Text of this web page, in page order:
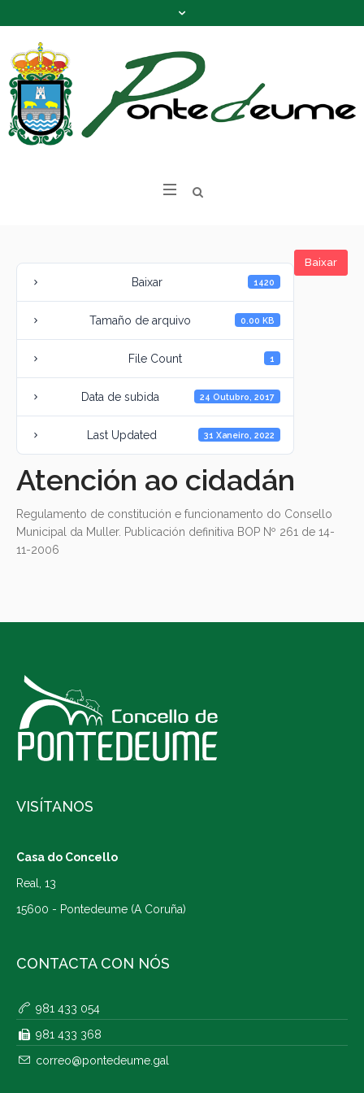
Baixar
Baixar 1420
Tamaño de arquivo 0.00 KB
File Count 1
Data de subida 24 Outubro, 2017
Last Updated 31 Xaneiro, 2022
Atención ao cidadán
Regulamento de constitución e funcionamento do Consello
Municipal da Muller. Publicación definitiva BOP Nº 261 de 14-
11-2006
VISÍTANOS
Casa do Concello
Real, 13
15600 - Pontedeume (A Coruña)
CONTACTA CON NÓS
981 433 054
981 433 368
correo@pontedeume.gal